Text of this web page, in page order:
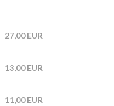
27,00 EUR
13,00 EUR
11,00 EUR